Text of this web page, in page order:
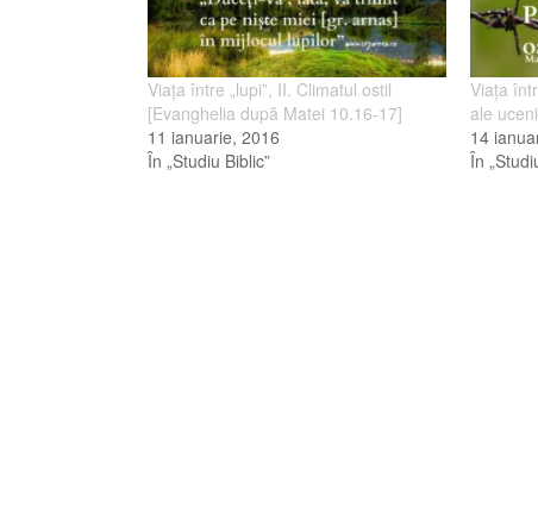
Viaţa între „lupi”, II. Climatul ostil
[Evanghelia după Matei 10.16-17]
11 ianuarie, 2016
În „Studiu Biblic”
Viaţa
ale
14
În